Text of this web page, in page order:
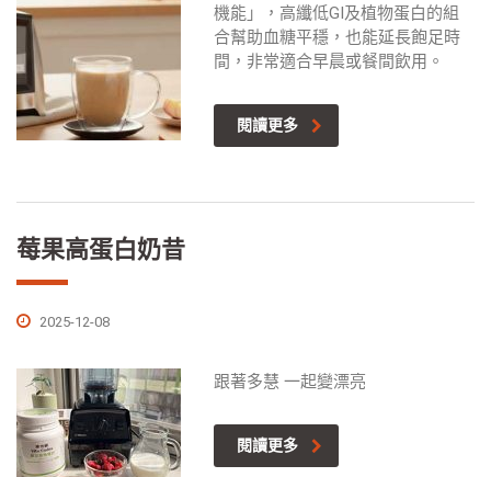
機能」，高纖低GI及植物蛋白的組
合幫助血糖平穩，也能延長飽足時
間，非常適合早晨或餐間飲用。
閱讀更多
莓果高蛋白奶昔
2025-12-08
跟著多慧 一起變漂亮
閱讀更多